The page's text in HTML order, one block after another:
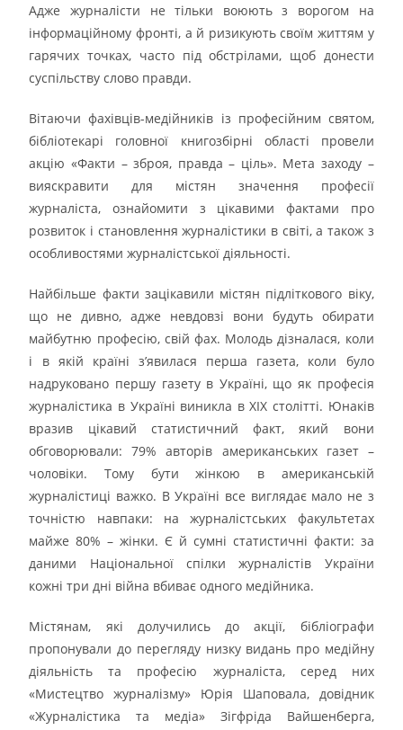
Адже журналісти не тільки воюють з ворогом на
інформаційному фронті, а й ризикують своїм життям у
гарячих точках, часто під обстрілами, щоб донести
суспільству слово правди.
Вітаючи фахівців-медійників із професійним святом,
бібліотекарі головної книгозбірні області провели
акцію «Факти – зброя, правда – ціль». Мета заходу –
вияскравити для містян значення професії
журналіста, ознайомити з цікавими фактами про
розвиток і становлення журналістики в світі, а також з
особливостями журналістської діяльності.
Найбільше факти зацікавили містян підліткового віку,
що не дивно, адже невдовзі вони будуть обирати
майбутню професію, свій фах. Молодь дізналася, коли
і в якій країні з’явилася перша газета, коли було
надруковано першу газету в Україні, що як професія
журналістика в Україні виникла в ХІХ столітті. Юнаків
вразив цікавий статистичний факт, який вони
обговорювали: 79% авторів американських газет –
чоловіки. Тому бути жінкою в американській
журналістиці важко. В Україні все виглядає мало не з
точністю навпаки: на журналістських факультетах
майже 80% – жінки. Є й сумні статистичні факти: за
даними Національної спілки журналістів України
кожні три дні війна вбиває одного медійника.
Містянам, які долучились до акції, бібліографи
пропонували до перегляду низку видань про медійну
діяльність та професію журналіста, серед них
«Мистецтво журналізму» Юрія Шаповала, довідник
«Журналістика та медіа» Зігфріда Вайшенберга,